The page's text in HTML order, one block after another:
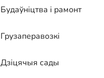
Будаўніцтва і рамонт
Грузаперавозкі
Дзіцячыя сады